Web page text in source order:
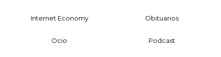
Internet Economy Obituarios
Ocio Podcast